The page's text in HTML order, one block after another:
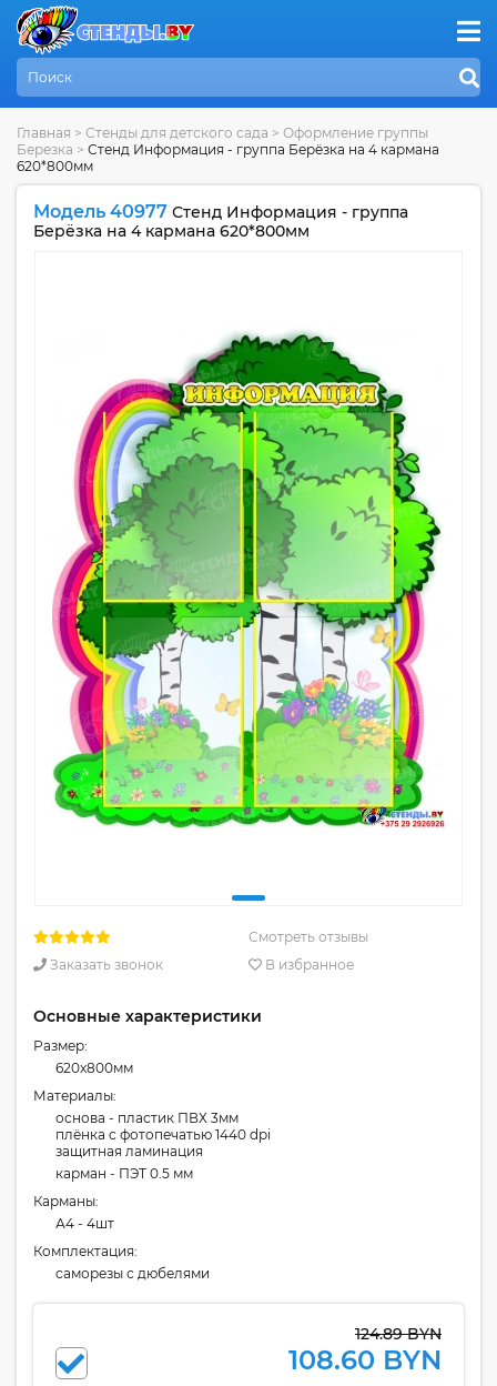
Главная > Стенды для детского сада > Оформление группы
Березка > Стенд Информация - группа Берёзка на 4 кармана
620*800мм
Модель 40977 Стенд Информация - группа
Берёзка на 4 кармана 620*800мм
Смотреть отзывы
Заказать звонок
В избранное
Основные характеристики
Размер:
620x800мм
Материалы:
основа - пластик ПВХ 3мм
плёнка с фотопечатью 1440 dpi
защитная ламинация
карман - ПЭТ 0.5 мм
Карманы:
А4 - 4шт
Комплектация:
cаморезы с дюбелями
124.89 BYN
108.60 BYN